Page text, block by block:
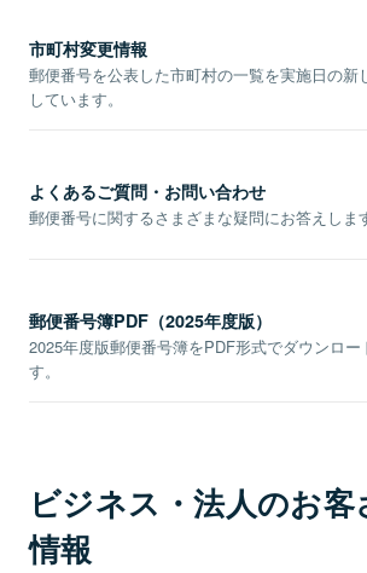
市町村変更情報
郵便番号を公表した市町村の一覧を実施日の新
しています。
よくあるご質問・お問い合わせ
郵便番号に関するさまざまな疑問にお答えしま
郵便番号簿PDF（2025年度版）
2025年度版郵便番号簿をPDF形式でダウンロー
す。
ビジネス・法人のお客
情報